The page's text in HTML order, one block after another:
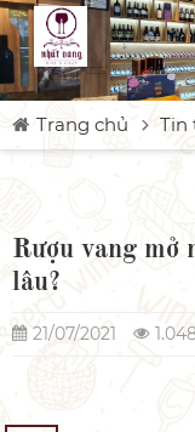
Trang chủ Tin
Rượu vang mở
lâu?
21/07/2021